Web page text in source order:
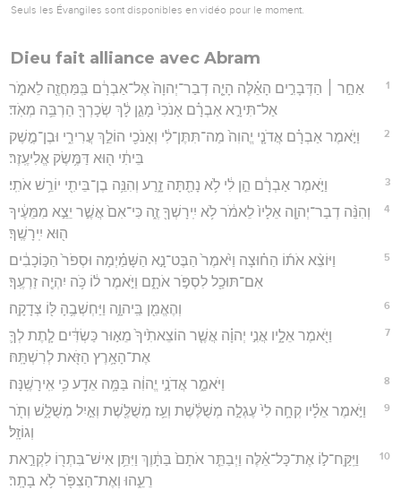
Seuls les Évangiles sont disponibles en vidéo pour le moment.
Dieu fait alliance avec Abram
1
אַחַ֣ר ׀ הַדְּבָרִ֣ים הָאֵ֗לֶּה הָיָ֤ה דְבַר־יְהוָה֙ אֶל־אַבְרָ֔ם בַּֽמַּחֲזֶ֖ה לֵאמֹ֑ר
אַל־תִּירָ֣א אַבְרָ֗ם אָנֹכִי֙ מָגֵ֣ן לָ֔ךְ שְׂכָרְךָ֖ הַרְבֵּ֥ה מְאֹֽד׃
2
וַיֹּ֣אמֶר אַבְרָ֗ם אֲדֹנָ֤י יֱהוִה֙ מַה־תִּתֶּן־לִ֔י וְאָנֹכִ֖י הוֹלֵ֣ךְ עֲרִירִ֑י וּבֶן־מֶ֣שֶׁק
בֵּיתִ֔י ה֖וּא דַּמֶּ֥שֶׂק אֱלִיעֶֽזֶר׃
3 וַיֹּ֣אמֶר אַבְרָ֔ם הֵ֣ן לִ֔י לֹ֥א נָתַ֖תָּה זָ֑רַע וְהִנֵּ֥ה בֶן־בֵּיתִ֖י יוֹרֵ֥שׁ אֹתִֽי׃
4
וְהִנֵּ֨ה דְבַר־יְהוָ֤ה אֵלָיו֙ לֵאמֹ֔ר לֹ֥א יִֽירָשְׁךָ֖ זֶ֑ה כִּי־אִם֙ אֲשֶׁ֣ר יֵצֵ֣א מִמֵּעֶ֔יךָ
ה֖וּא יִֽירָשֶֽׁךָ׃
5
וַיּוֹצֵ֨א אֹת֜וֹ הַח֗וּצָה וַיֹּ֙אמֶר֙ הַבֶּט־נָ֣א הַשָּׁמַ֗יְמָה וּסְפֹר֙ הַכּ֣וֹכָבִ֔ים
אִם־תּוּכַ֖ל לִסְפֹּ֣ר אֹתָ֑ם וַיֹּ֣אמֶר ל֔וֹ כֹּ֥ה יִהְיֶ֖ה זַרְעֶֽךָ׃
6 וְהֶאֱמִ֖ן בַּֽיהוָ֑ה וַיַּחְשְׁבֶ֥הָ לּ֖וֹ צְדָקָֽה׃
7
וַיֹּ֖אמֶר אֵלָ֑יו אֲנִ֣י יְהוָ֗ה אֲשֶׁ֤ר הוֹצֵאתִ֙יךָ֙ מֵא֣וּר כַּשְׂדִּ֔ים לָ֧תֶת לְךָ֛
אֶת־הָאָ֥רֶץ הַזֹּ֖את לְרִשְׁתָּֽהּ׃
8 וַיֹּאמַ֑ר אֲדֹנָ֣י יֱהוִ֔ה בַּמָּ֥ה אֵדַ֖ע כִּ֥י אִֽירָשֶֽׁנָּה׃
9
וַיֹּ֣אמֶר אֵלָ֗יו קְחָ֥ה לִי֙ עֶגְלָ֣ה מְשֻׁלֶּ֔שֶׁת וְעֵ֥ז מְשֻׁלֶּ֖שֶׁת וְאַ֣יִל מְשֻׁלָּ֑שׁ וְתֹ֖ר
וְגוֹזָֽל׃
10
וַיִּֽקַּֽח־ל֣וֹ אֶת־כָּל־אֵ֗לֶּה וַיְבַתֵּ֤ר אֹתָם֙ בַּתָּ֔וֶךְ וַיִּתֵּ֥ן אִישׁ־בִּתְר֖וֹ לִקְרַ֣את
רֵעֵ֑הוּ וְאֶת־הַצִפֹּ֖ר לֹ֥א בָתָֽר׃